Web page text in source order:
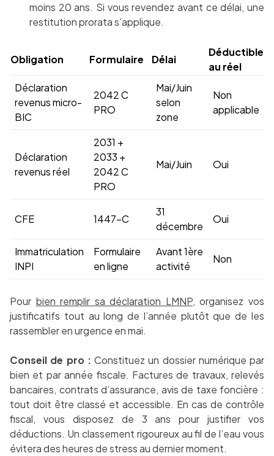
moins 20 ans. Si vous revendez avant ce délai, une
restitution prorata s’applique.
Obligation Formulaire Délai
Déductible
au réel
Déclaration
revenus micro-
BIC
2042 C
PRO
Mai/Juin
selon
zone
Non
applicable
Déclaration
revenus réel
2031 +
2033 +
2042 C
PRO
Mai/Juin Oui
CFE 1447-C
31
décembre
Oui
Immatriculation
INPI
Formulaire
en ligne
Avant 1ère
activité
Non
Pour bien remplir sa déclaration LMNP, organisez vos
justificatifs tout au long de l’année plutôt que de les
rassembler en urgence en mai.
Conseil de pro : Constituez un dossier numérique par
bien et par année fiscale. Factures de travaux, relevés
bancaires, contrats d’assurance, avis de taxe foncière :
tout doit être classé et accessible. En cas de contrôle
fiscal, vous disposez de 3 ans pour justifier vos
déductions. Un classement rigoureux au fil de l’eau vous
évitera des heures de stress au dernier moment.